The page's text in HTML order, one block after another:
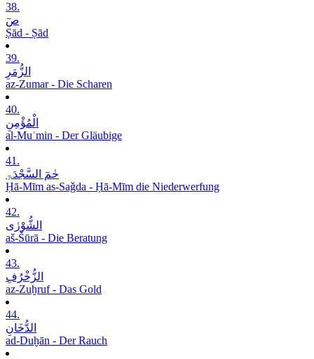
38.
صٓ
Ṣād - Ṣād
39.
الزُّمَرِ
az-Zumar - Die Scharen
40.
الْمُؤْمِنِ
al-Muʾmin - Der Gläubige
41.
حٰمٓ السَّجْدَۃِ
Ḥā-Mīm as-Saǧda - Ḥā-Mīm die Niederwerfung
42.
الشُّوْرٰی
aš-Šūrā - Die Beratung
43.
الزُّخْرُفِ
az-Zuḫruf - Das Gold
44.
الدُّخَانِ
ad-Duḫān - Der Rauch